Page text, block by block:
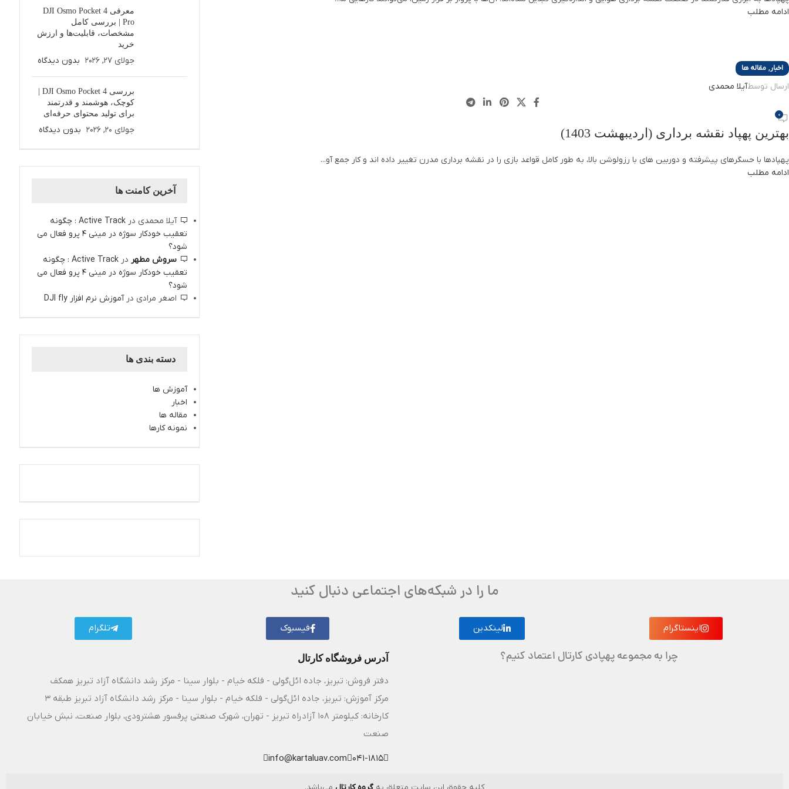
ادامه مطلب
اخبار, مقاله ها
ارسال توسطآیلا محمدی
0
بهترین پهپاد نقشه برداری (اردیبهشت 1403)
پهپادها با حسگرهای پیشرفته و دوربین های با رزولوشن بالا، به طور کامل قواعد بازی را در نقشه برداری مدرن تغییر داده اند و کار جمع آو...
ادامه مطلب
معرفی DJI Osmo Pocket 4
Pro | بررسی کامل
مشخصات، قابلیت‌ها و ارزش
خرید
جولای 27, 2026 بدون دیدگاه
بررسی DJI Osmo Pocket 4 |
کوچک، هوشمند و قدرتمند
برای تولید محتوای حرفه‌ای
جولای 20, 2026 بدون دیدگاه
آخرین کامنت ها
آیلا محمدی در
Active Track : چگونه
تعقیب خودکار سوژه در مینی 4 پرو فعال می
شود؟
سروش مطهردر
Active Track : چگونه
تعقیب خودکار سوژه در مینی 4 پرو فعال می
شود؟
اصغر مرادی درآموزش نرم افزار DJI fly
دسته بندی ها
آموزش ها
اخبار
مقاله ها
نمونه کارها
اینستاگرام کارتال
ما را در شبکه‌های اجتماعی دنبال کنید
اینستاگرام لینکدین فیسبوک تلگرام
چرا به مجموعه پهپادی کارتال اعتماد کنیم؟ آدرس فروشگاه کارتال
دفتر فروش: تبریز، جاده ائل‌گولی - فلکه خیام - بلوار سینا - مرکز رشد دانشگاه آزاد تبریز همکف
مرکز آموزش: تبریز، جاده ائل‌گولی - فلکه خیام - بلوار سینا - مرکز رشد دانشگاه آزاد تبریز طبقه 3
کارخانه: کیلومتر ۱۰۸ آزادراه تبریز - تهران، شهرک صنعتی پرفسور هشترودی، بلوار صنعت، نبش خیابان
صنعت
041-1815
info@kartaluav.com